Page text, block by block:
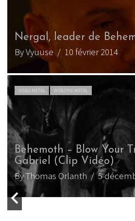
Nergal, leader de
By Vyuuse / 10 février 2014
VIDEO METAL WEBZINE METAL
Behemoth – Blow Your
Gabriel (Clip Vidéo)
By Thomas Orlanth / 5